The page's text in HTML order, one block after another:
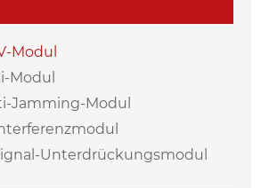
Modul
Modul
Jamming-Modul
Unterdrückungsmodul